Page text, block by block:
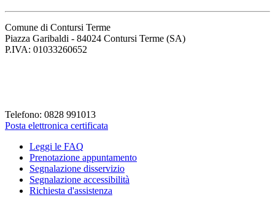
Comune di Contursi Terme
Piazza Garibaldi - 84024 Contursi Terme (SA)
P.IVA: 01033260652
Telefono: 0828 991013
Posta elettronica certificata
Leggi le FAQ
Prenotazione appuntamento
Segnalazione disservizio
Segnalazione accessibilità
Richiesta d'assistenza